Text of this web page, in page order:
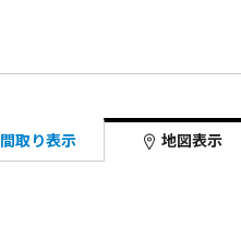
間取り表示 地図表示